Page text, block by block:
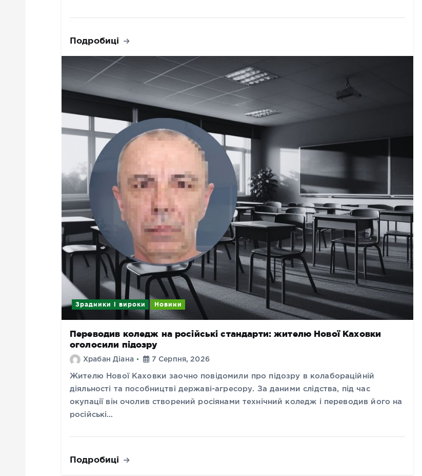
Подробиці
Зрадники і вироки Новини
Переводив коледж на російські стандарти: жителю Нової Каховки
оголосили підозру
Храбан Діана 7 Серпня, 2026
Жителю Нової Каховки заочно повідомили про підозру в колабораційній
діяльності та пособництві державі-агресору. За даними слідства, під час
окупації він очолив створений росіянами технічний коледж і переводив його на
російські…
Подробиці